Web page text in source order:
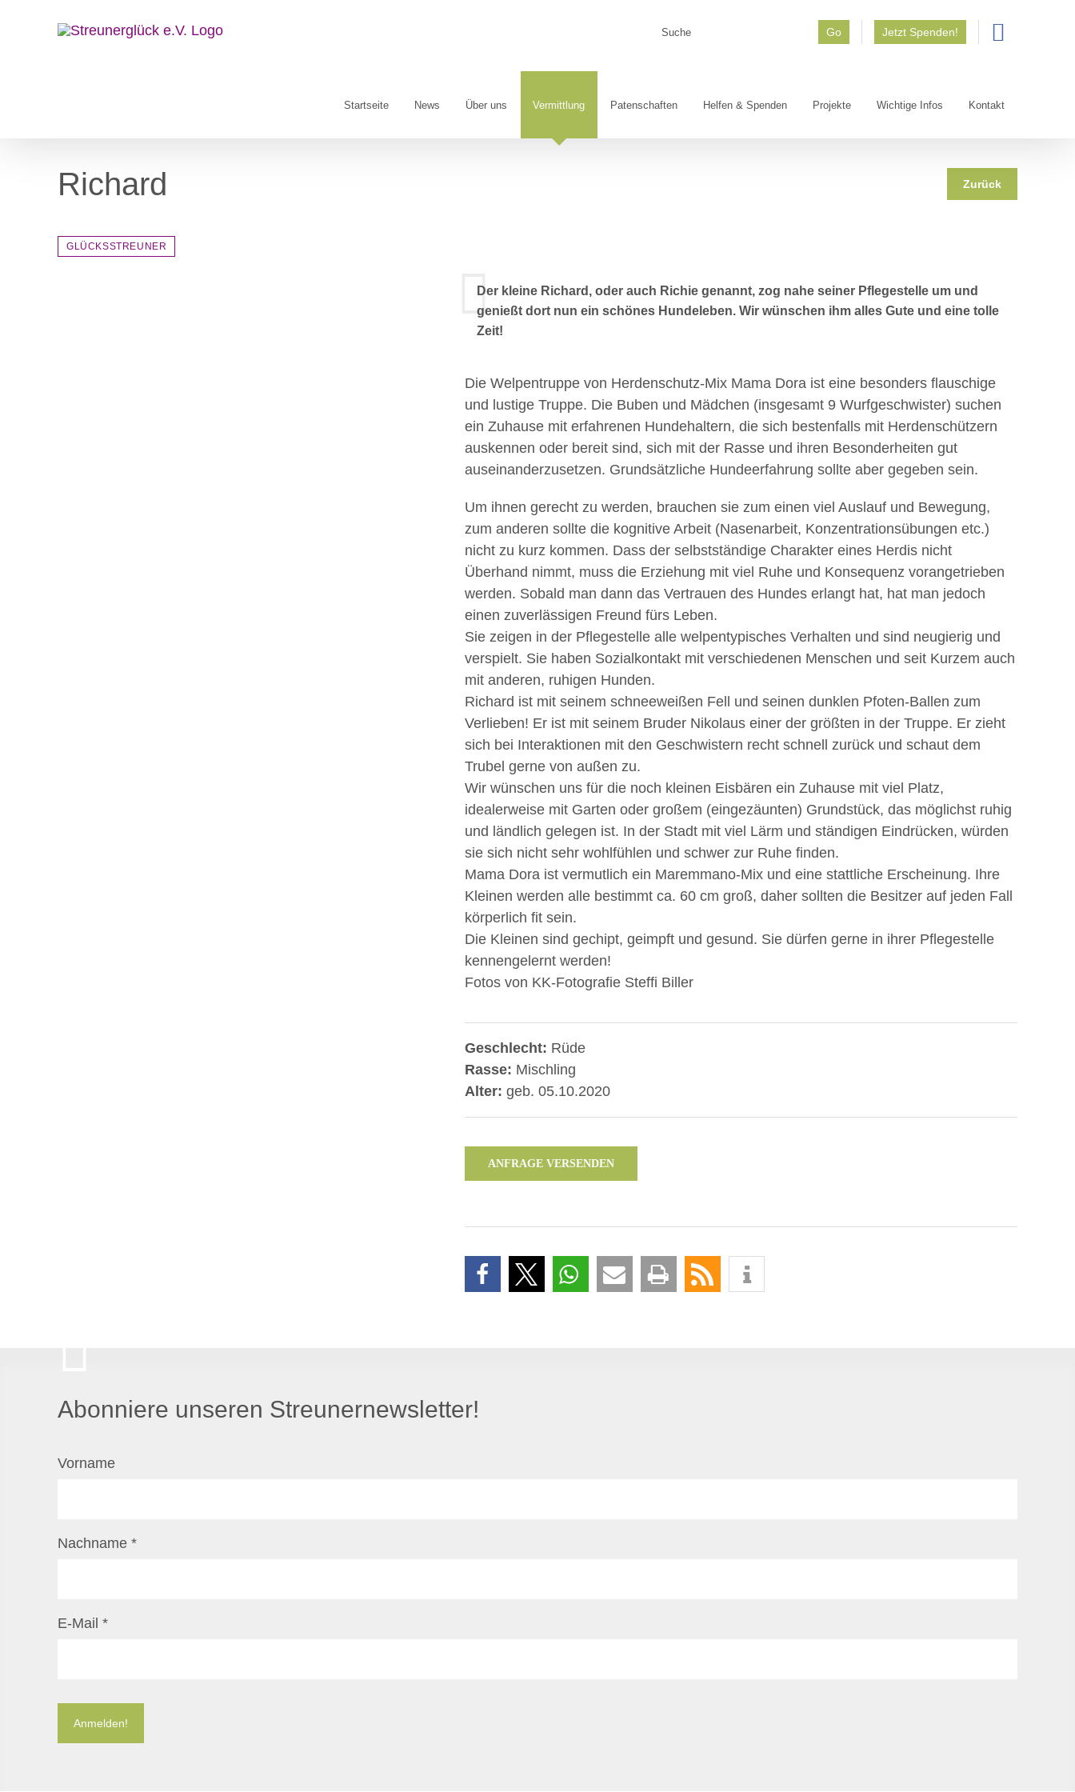
Go Jetzt Spenden!
Startseite News Über uns Vermittlung Patenschaften Helfen & Spenden Projekte Wichtige Infos Kontakt
Richard Zurück
GLÜCKSSTREUNER
Der kleine Richard, oder auch Richie genannt, zog nahe seiner Pflegestelle um und
genießt dort nun ein schönes Hundeleben. Wir wünschen ihm alles Gute und eine tolle
Zeit!
Die Welpentruppe von Herdenschutz-Mix Mama Dora ist eine besonders flauschige
und lustige Truppe. Die Buben und Mädchen (insgesamt 9 Wurfgeschwister) suchen
ein Zuhause mit erfahrenen Hundehaltern, die sich bestenfalls mit Herdenschützern
auskennen oder bereit sind, sich mit der Rasse und ihren Besonderheiten gut
auseinanderzusetzen. Grundsätzliche Hundeerfahrung sollte aber gegeben sein.
Um ihnen gerecht zu werden, brauchen sie zum einen viel Auslauf und Bewegung,
zum anderen sollte die kognitive Arbeit (Nasenarbeit, Konzentrationsübungen etc.)
nicht zu kurz kommen. Dass der selbstständige Charakter eines Herdis nicht
Überhand nimmt, muss die Erziehung mit viel Ruhe und Konsequenz vorangetrieben
werden. Sobald man dann das Vertrauen des Hundes erlangt hat, hat man jedoch
einen zuverlässigen Freund fürs Leben.
Sie zeigen in der Pflegestelle alle welpentypisches Verhalten und sind neugierig und
verspielt. Sie haben Sozialkontakt mit verschiedenen Menschen und seit Kurzem auch
mit anderen, ruhigen Hunden.
Richard ist mit seinem schneeweißen Fell und seinen dunklen Pfoten-Ballen zum
Verlieben! Er ist mit seinem Bruder Nikolaus einer der größten in der Truppe. Er zieht
sich bei Interaktionen mit den Geschwistern recht schnell zurück und schaut dem
Trubel gerne von außen zu.
Wir wünschen uns für die noch kleinen Eisbären ein Zuhause mit viel Platz,
idealerweise mit Garten oder großem (eingezäunten) Grundstück, das möglichst ruhig
und ländlich gelegen ist. In der Stadt mit viel Lärm und ständigen Eindrücken, würden
sie sich nicht sehr wohlfühlen und schwer zur Ruhe finden.
Mama Dora ist vermutlich ein Maremmano-Mix und eine stattliche Erscheinung. Ihre
Kleinen werden alle bestimmt ca. 60 cm groß, daher sollten die Besitzer auf jeden Fall
körperlich fit sein.
Die Kleinen sind gechipt, geimpft und gesund. Sie dürfen gerne in ihrer Pflegestelle
kennengelernt werden!
Fotos von KK-Fotografie Steffi Biller
Geschlecht: Rüde
Rasse: Mischling
Alter: geb. 05.10.2020
ANFRAGE VERSENDEN
Abonniere unseren Streunernewsletter!
Vorname
Nachname *
E-Mail *